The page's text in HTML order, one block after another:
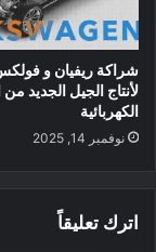
دورة شحن. بالنظر
2010 تيسلا رودستر
شراكة ريفيان و
لأنتاج الجيل الجديد
الكهربائية
نوفمبر 14, 2025
اترك تعليقاً